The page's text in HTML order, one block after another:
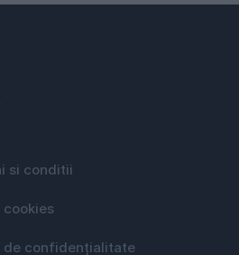
si conditii
cookies
de confidențialitate